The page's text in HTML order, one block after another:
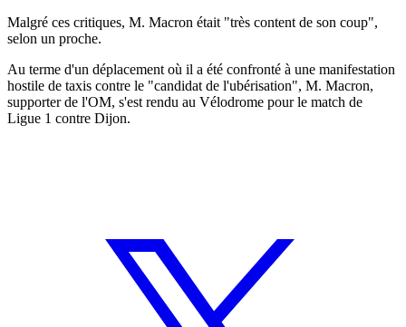
Malgré ces critiques, M. Macron était "très content de son coup",
selon un proche.
Au terme d'un déplacement où il a été confronté à une manifestation
hostile de taxis contre le "candidat de l'ubérisation", M. Macron,
supporter de l'OM, s'est rendu au Vélodrome pour le match de
Ligue 1 contre Dijon.